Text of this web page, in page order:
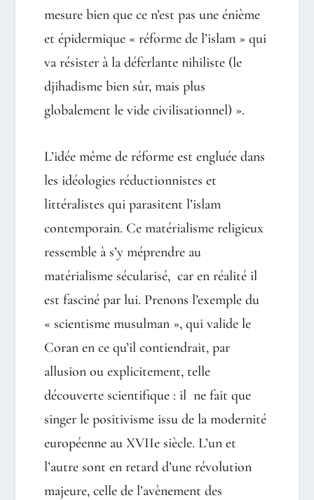
mesure bien que ce n’est pas une énième
et épidermique « réforme de l’islam » qui
va résister à la déferlante nihiliste (le
djihadisme bien sûr, mais plus
globalement le vide civilisationnel) ».
L’idée même de réforme est engluée dans
les idéologies réductionnistes et
littéralistes qui parasitent l’islam
contemporain. Ce matérialisme religieux
ressemble à s’y méprendre au
matérialisme sécularisé, car en réalité il
est fasciné par lui. Prenons l’exemple du
« scientisme musulman », qui valide le
Coran en ce qu’il contiendrait, par
allusion ou explicitement, telle
découverte scientifique : il ne fait que
singer le positivisme issu de la modernité
européenne auXVIIesiècle. L’un et
l’autre sont en retard d’une révolution
majeure, celle de l’avènement des